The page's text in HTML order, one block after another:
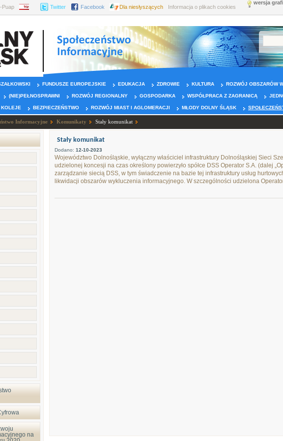
Puap BIP Twitter Facebook Dla niesłyszących Informacja o plikach cookies
wersja
FUNDUSZE EUROPEJSKIE EDUKACJA ZDROWIE KULTURA ROZWÓJ OBSZARÓW
(NIE)PEŁNOSPRAWNI ROZWÓJ REGIONALNY GOSPODARKA WSPÓŁPRACA Z ZAGRANICĄ
KOLEJE BEZPIECZEŃSTWO ROZWÓJ MIAST I AGLOMERACJI MŁODY DOLNY ŚLĄSK
Informacyjne Komunikaty Stały komunikat
na
Stały komunikat
Dodano: 12-10-2023
Województwo Dolnośląskie, wyłączny właściciel infrastruktury Dolnośląskiej Sieci
udzielonej koncesji na czas określony powierzyło spółce DSS Operator S.A. (dalej
zarządzanie siecią DSS, w tym świadczenie na bazie tej infrastruktury usług
likwidacji obszarów wykluczenia informacyjnego. W szczególności udzielona